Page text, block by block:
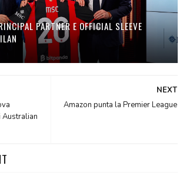
PARTNER E OFFICIAL SLEEVE
NEXT
Amazon punta la Premier League
Australian